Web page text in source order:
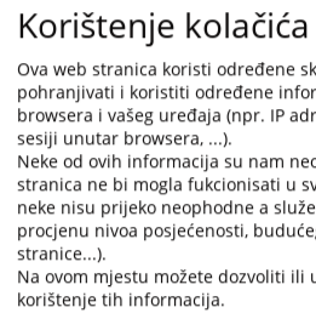
Također bio je i član ekspertnog tima
pitanje za kvalifikacioni test koji su
po prvi put apliciraju na to mjesto.
4433
Korištenje kolačića
Ova web stranica koristi određene
pohranjivati i koristiti određene
browsera i vašeg uređaja (npr. IP
sesiji unutar browsera, ...).
Neke od ovih informacija su nam
stranica ne bi mogla fukcionisati u
neke nisu prijeko neophodne a
procjenu nivoa posjećenosti,
stranice...).
Na ovom mjestu možete dozvoliti ili
korištenje tih informacija.